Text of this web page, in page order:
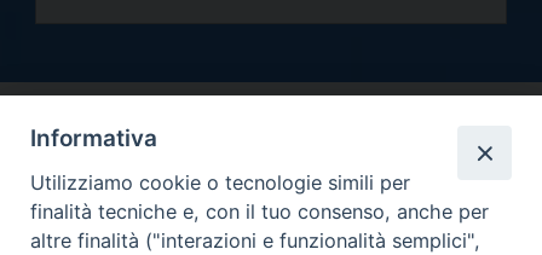
Arcidiocesi di Torino
Informativa
Utilizziamo cookie o tecnologie simili per
finalità tecniche e, con il tuo consenso, anche per
altre finalità ("interazioni e funzionalità semplici",